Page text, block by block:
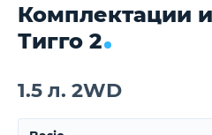
Комплектации
Тигго 2
1.5 л. 2WD